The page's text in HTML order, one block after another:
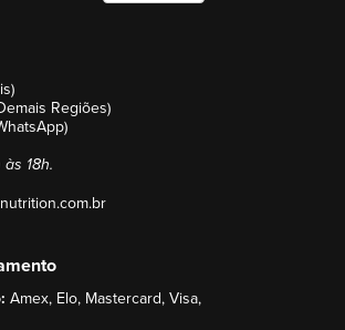
Regiões)
18h.
Amex, Elo, Mastercard, Visa,